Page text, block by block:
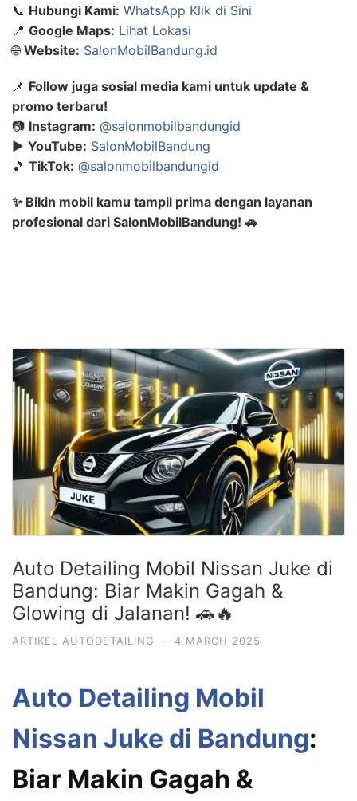
📞 Hubungi Kami: WhatsApp Klik di Sini
📍 Google Maps: Lihat Lokasi
🌐 Website: SalonMobilBandung.id
📌 Follow juga sosial media kami untuk update &
promo terbaru!
📷 Instagram: @salonmobilbandungid
▶️ YouTube: SalonMobilBandung
🎵 TikTok: @salonmobilbandungid
✨ Bikin mobil kamu tampil prima dengan layanan
profesional dari SalonMobilBandung! 🚗
Auto Detailing Mobil Nissan Juke di
Bandung: Biar Makin Gagah &
Glowing di Jalanan! 🚗🔥
ARTIKEL AUTODETAILING · 4 MARCH 2025
Auto Detailing Mobil
Nissan Juke di Bandung:
Biar Makin Gagah &